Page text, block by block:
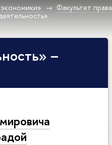
Факультет права
–